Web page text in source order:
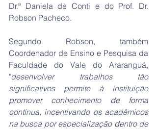
Dr.ª Daniela de Conti e do Prof. Dr.
Robson Pacheco.
Segundo Robson, também
Coordenador de Ensino e Pesquisa da
Faculdade do Vale do Araranguá,
"desenvolver trabalhos tão
significativos permite à instituição
promover conhecimento de forma
contínua, incentivando os acadêmicos
na busca por especialização dentro de